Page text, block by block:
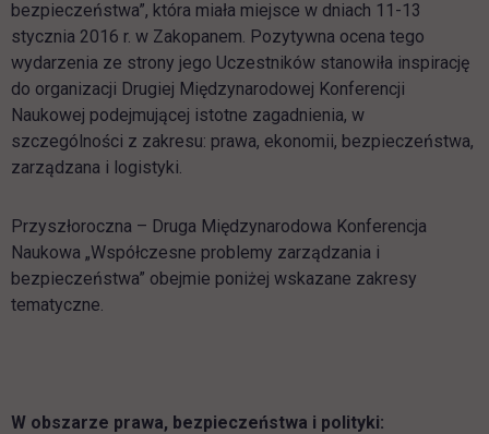
bezpieczeństwa”, która miała miejsce w dniach 11-13
stycznia 2016 r. w Zakopanem. Pozytywna ocena tego
wydarzenia ze strony jego Uczestników stanowiła inspirację
do organizacji Drugiej Międzynarodowej Konferencji
Naukowej podejmującej istotne zagadnienia, w
szczególności z zakresu: prawa, ekonomii, bezpieczeństwa,
zarządzana i logistyki.
Przyszłoroczna – Druga Międzynarodowa Konferencja
Naukowa „Współczesne problemy zarządzania i
bezpieczeństwa” obejmie poniżej wskazane zakresy
tematyczne.
W obszarze prawa, bezpieczeństwa i polityki: